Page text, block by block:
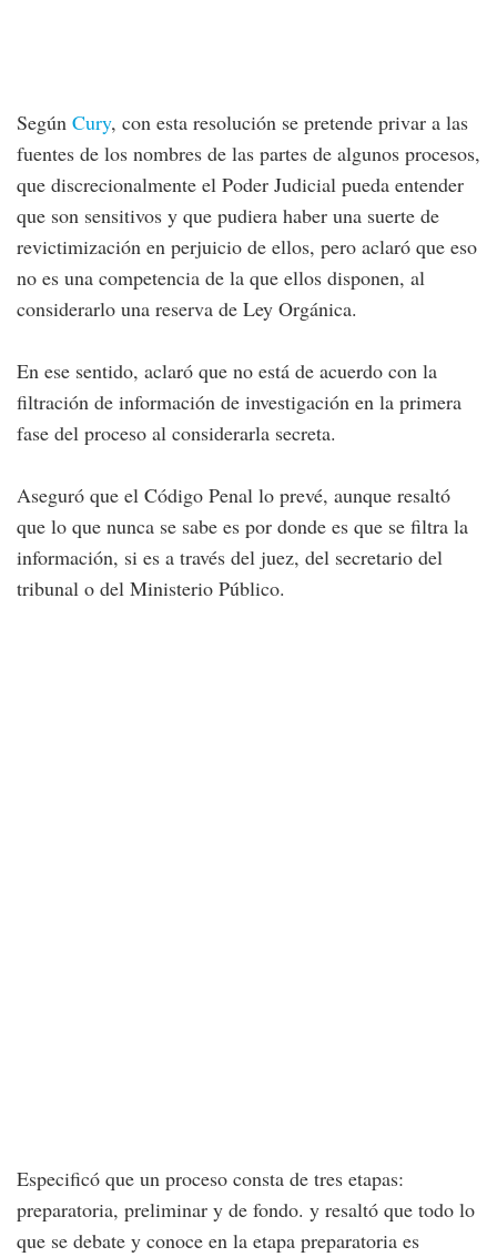
Según Cury, con esta resolución se pretende privar a las
fuentes de los nombres de las partes de algunos procesos,
que discrecionalmente el Poder Judicial pueda entender
que son sensitivos y que pudiera haber una suerte de
revictimización en perjuicio de ellos, pero aclaró que eso
no es una competencia de la que ellos disponen, al
considerarlo una reserva de Ley Orgánica.
En ese sentido, aclaró que no está de acuerdo con la
filtración de información de investigación en la primera
fase del proceso al considerarla secreta.
Aseguró que el Código Penal lo prevé, aunque resaltó
que lo que nunca se sabe es por donde es que se filtra la
información, si es a través del juez, del secretario del
tribunal o del Ministerio Público.
Especificó que un proceso consta de tres etapas:
preparatoria, preliminar y de fondo. y resaltó que todo lo
que se debate y conoce en la etapa preparatoria es